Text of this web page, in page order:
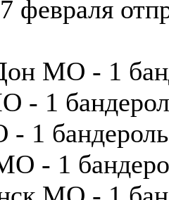
февраля
МО - 1
- 1
1
- 1